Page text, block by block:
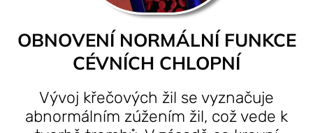
OBNOVENÍ NORMÁLNÍ FUNKCE
CÉVNÍCH CHLOPNÍ
Vývoj křečových žil se vyznačuje
abnormálním zúžením žil, což vede k